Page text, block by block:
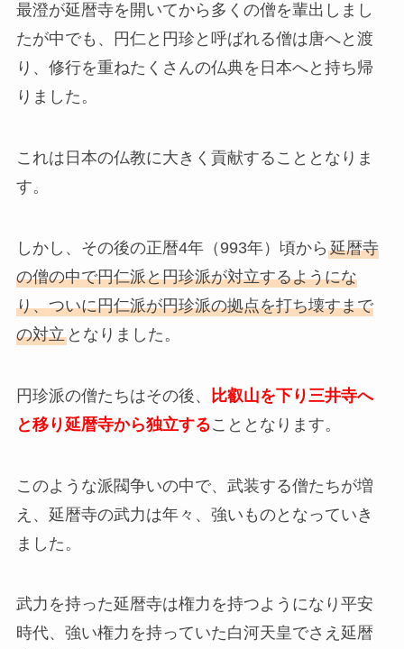
最澄が延暦寺を開いてから多くの僧を輩出しまし
たが中でも、円仁と円珍と呼ばれる僧は唐へと渡
り、修行を重ねたくさんの仏典を日本へと持ち帰
りました。
これは日本の仏教に大きく貢献することとなりま
す。
しかし、その後の正暦4年（993年）頃から 延暦寺
の僧の中で円仁派と円珍派が対立するようにな
り、ついに円仁派が円珍派の拠点を打ち壊すまで
の対立となりました。
円珍派の僧たちはその後、
比叡山を下り三井寺へ
と移り延暦寺から独立することとなります。
このような派閥争いの中で、武装する僧たちが増
え、延暦寺の武力は年々、強いものとなっていき
ました。
武力を持った延暦寺は権力を持つようになり平安
時代、強い権力を持っていた白河天皇でさえ延暦